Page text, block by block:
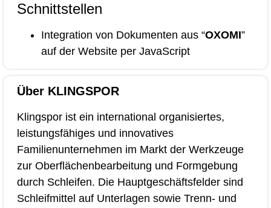
Schnittstellen
Integration von Dokumenten aus “OXOMI”
auf der Website per JavaScript
Über KLINGSPOR
Klingspor ist ein international organisiertes,
leistungsfähiges und innovatives
Familienunternehmen im Markt der Werkzeuge
zur Oberflächenbearbeitung und Formgebung
durch Schleifen. Die Hauptgeschäftsfelder sind
Schleifmittel auf Unterlagen sowie Trenn- und